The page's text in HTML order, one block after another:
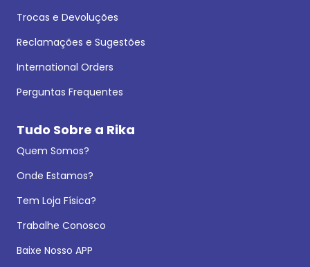
Trocas e Devoluções
Reclamações e Sugestões
International Orders
Perguntas Frequentes
Tudo Sobre a Rika
Quem Somos?
Onde Estamos?
Tem Loja Física?
Trabalhe Conosco
Baixe Nosso APP